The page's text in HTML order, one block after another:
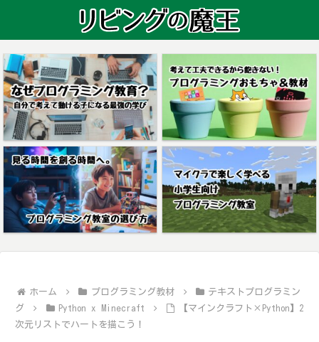
ホーム プログラミング教材
テキストプログラミン
グ
Python x Minecraft
【マインクラフト×Python】2
次元リストでハートを描こう！